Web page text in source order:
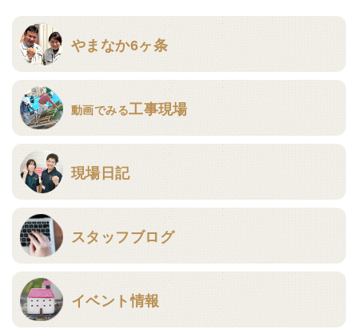
やまなか6ヶ条
動画でみる工事現場
現場日記
スタッフブログ
イベント情報